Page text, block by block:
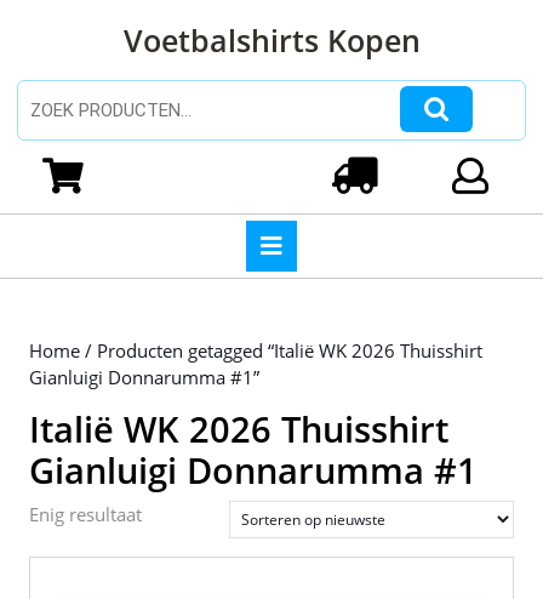
inhoud
Voetbalshirts Kopen
Zoeken naar:
Home / Producten getagged “Italië WK 2026 Thuisshirt
Gianluigi Donnarumma #1”
Italië WK 2026 Thuisshirt
Gianluigi Donnarumma #1
Enig resultaat